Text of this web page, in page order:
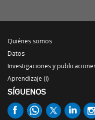
Quiénes somos
Datos
Investigaciones y
Aprendizaje (i)
SÍGUENOS